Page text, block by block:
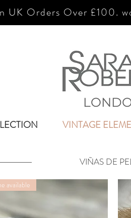
UK Orders Over £100.
VINTAGE
VIÑAS DE
available